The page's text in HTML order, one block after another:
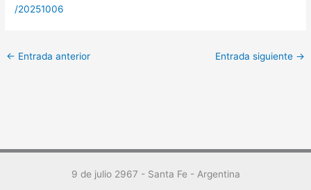
/20251006
← Entrada anterior Entrada siguiente →
9 de julio 2967 - Santa Fe - Argentina